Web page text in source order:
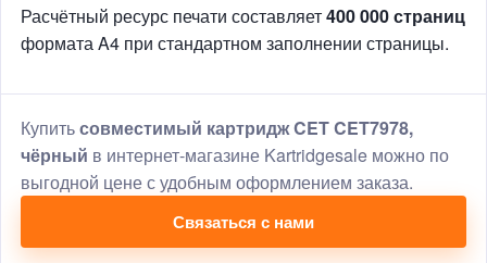
Расчётный ресурс печати составляет400 000 страниц
формата A4 при стандартном заполнении страницы.
Купитьсовместимый картридж CET CET7978,
чёрный в интернет-магазине Kartridgesale можно по
выгодной цене с удобным оформлением заказа.
Связаться с нами